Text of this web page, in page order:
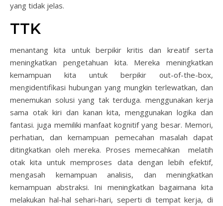
yang tidak jelas.
TTK
menantang kita untuk berpikir kritis dan kreatif serta
meningkatkan pengetahuan kita. Mereka meningkatkan
kemampuan kita untuk berpikir out-of-the-box,
mengidentifikasi hubungan yang mungkin terlewatkan, dan
menemukan solusi yang tak terduga. menggunakan kerja
sama otak kiri dan kanan kita, menggunakan logika dan
fantasi. juga memiliki manfaat kognitif yang besar. Memori,
perhatian, dan kemampuan pemecahan masalah dapat
ditingkatkan oleh mereka. Proses memecahkan melatih
otak kita untuk memproses data dengan lebih efektif,
mengasah kemampuan analisis, dan meningkatkan
kemampuan abstraksi. Ini meningkatkan bagaimana kita
melakukan hal-hal sehari-hari, seperti di tempat kerja, di